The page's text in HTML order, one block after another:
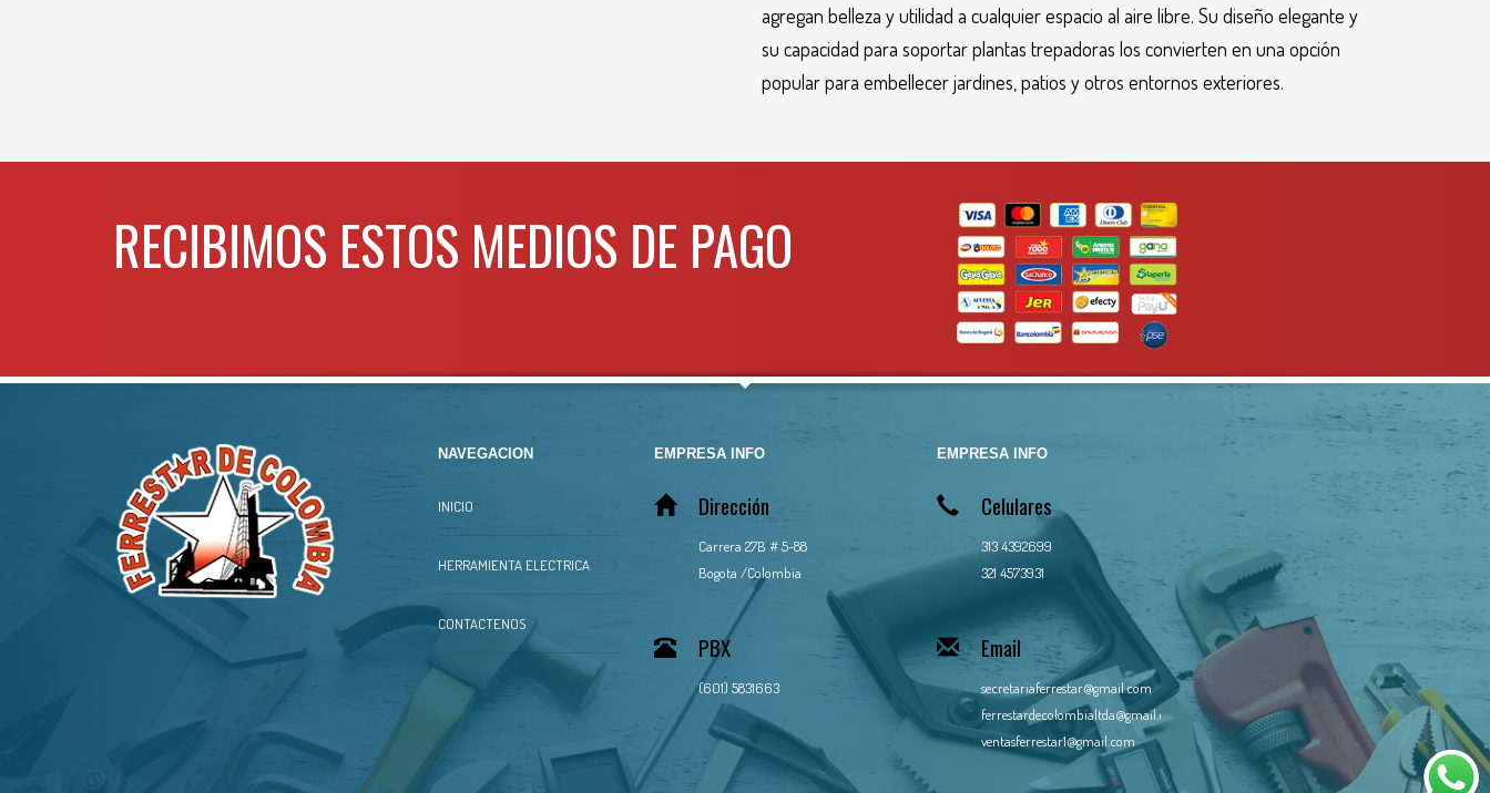
agregan belleza y utilidad a cualquier espacio al aire libre. Su diseño elegante y
su capacidad para soportar plantas trepadoras los convierten en una opción
popular para embellecer jardines, patios y otros entornos exteriores.
RECIBIMOS ESTOS MEDIOS DE PAGO
NAVEGACION
INICIO
HERRAMIENTA ELECTRICA
CONTACTENOS
EMPRESA INFO
Dirección
Carrera 27B # 5-88
Bogota /Colombia
PBX
(601) 5831663
EMPRESA INFO
Celulares
313 4392699
321 4573931
Email
secretariaferrestar@gmail.com
ferrestardecolombialtda@gmail.com
ventasferrestar1@gmail.com